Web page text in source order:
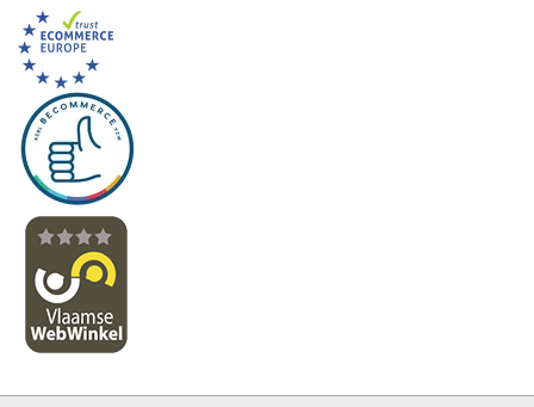
Oliën & Smeermiddelen |
TIPS & KENNIS